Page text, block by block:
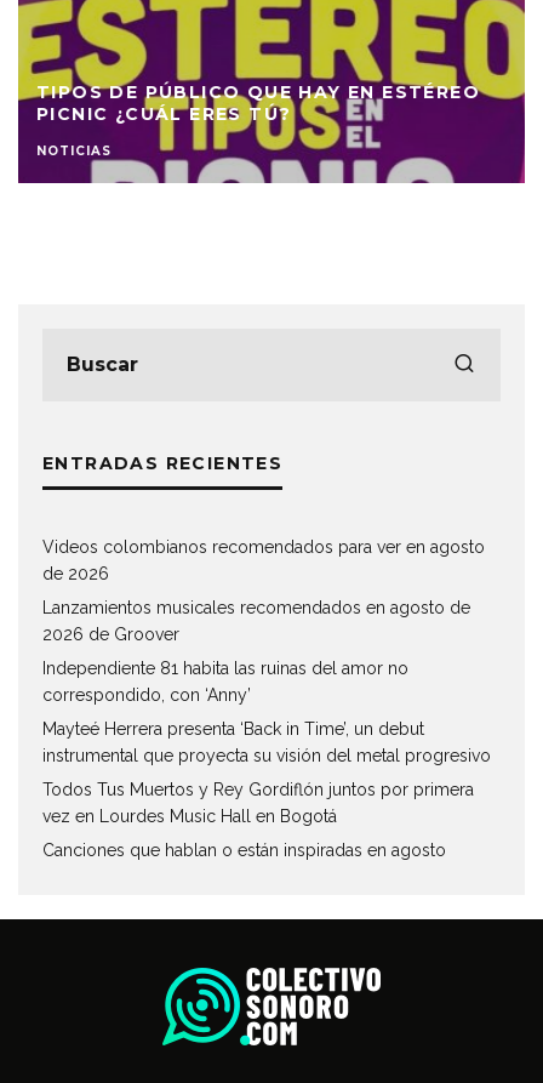
ESTÉREO
HOY SE CELEBRA EL CLIFF
HONOR AL VIRTUOSO BAJISTA
METALLICA
NOTICIAS
ENTRADAS RECIENTES
Videos colombianos recomendados para ver en agosto
de 2026
Lanzamientos musicales recomendados en agosto de
2026 de Groover
Independiente 81 habita las ruinas del amor no
correspondido, con ‘Anny’
Mayteé Herrera presenta ‘Back in Time’, un debut
instrumental que proyecta su visión del metal progresivo
Todos Tus Muertos y Rey Gordiflón juntos por primera
vez en Lourdes Music Hall en Bogotá
Canciones que hablan o están inspiradas en agosto